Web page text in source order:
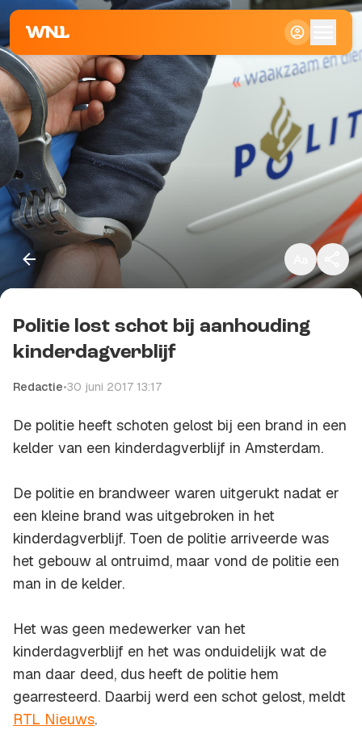
Klein
Standaard
Kopieer link
Politie lost schot bij aanhouding
kinderdagverblijf
Redactie•30 juni 2017 13:17
De politie heeft schoten gelost bij een brand in een
kelder van een kinderdagverblijf in Amsterdam.
De politie en brandweer waren uitgerukt nadat er
een kleine brand was uitgebroken in het
kinderdagverblijf. Toen de politie arriveerde was
het gebouw al ontruimd, maar vond de politie een
man in de kelder.
Het was geen medewerker van het
kinderdagverblijf en het was onduidelijk wat de
man daar deed, dus heeft de politie hem
gearresteerd. Daarbij werd een schot gelost, meldt
RTL Nieuws.